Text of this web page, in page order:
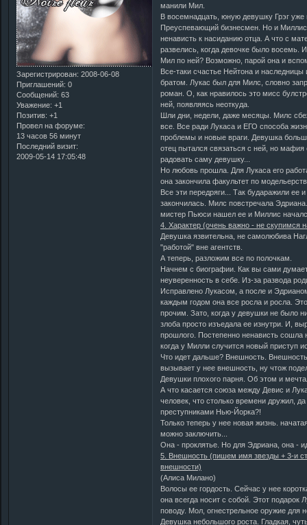
Зарегистрирован: 2008-06-08
Приглашений: 0
Сообщений: 63
Уважение: +1
Позитив: +1
Провел на форуме:
13 часов 56 минут
Последний визит:
2009-05-14 17:05:48
манили Мил.
В восемнадцать, юную девушку Грэг уже
Преуспевающий бизнесмен. Но и
ненависть к насиданию отца. А что с
развелись, когда девочке было восемь.
Мил по ней? Возможно, парой она и
Все-таки счастье Нейтона и
братом. Лукас был для Милс, словно
роман. О, как нравилось это мисс
ней, появляясь неоткуда.
Шли дни, недели, даже месяцы. Милс
все. Все ради Лукаса и ЕГО способа
проблемы и новые враги. Девушка
отец пытался связаться с ней, но мафия
радовать саму девушку...
Но любовь прошла. Для Лукаса его
она закончила факультет по
Все эти передряги... Так бударажили ее
закончилась. Милс повстречала
мистер Пьюси нашел ее и Миллис
4. Характер (очень важно - не скупимся
Девушка язвительна, не самолюбива
"работой" вне агентств.
А теперь, разложим все по полочкам.
Начнем с биографии. Как вы сами
неуверенность в себе. Из-за развода
Исправлено Лукасом, а после и
каждым годом она все росла и росла.
прочим. Зато, когда у девушки не было
злоба просто изъедала ее изнутри. И,
прошлого. Постепенно ненависть сошла
когда у Милли случится новый приступ
Что идет дальше? Внешность.
вызывает у нее внешность, ну чтож
Девушки плохого парня. Об этом и
А что касается союза между Девис и
человек, что столько времени дружил,
преступниками Нью-Йорка?!
Только теперь у нее новая жизнь.
можно заключить...
Она - проклятье. Но для Эдриана, она -
5. Внешность (пишем имя звезды + 3-и
внешности)
(Алиса Милано)
Волосы ее гордость. Сейчас у нее
она всегда носит с собой. Этот подарок
поводу. Мол, огнестрельное оружие для
Девушка небольшого роста. Гладкая,